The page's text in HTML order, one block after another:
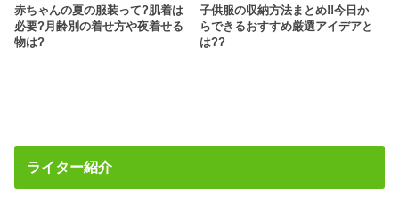
赤ちゃんの夏の服装って?肌着は
必要?月齢別の着せ方や夜着せる
物は?
子供服の収納方法まとめ!!今日か
らできるおすすめ厳選アイデアと
は??
ライター紹介